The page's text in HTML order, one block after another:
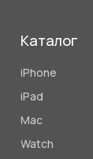
iPhone
iPad
Mac
Watch
Каталог